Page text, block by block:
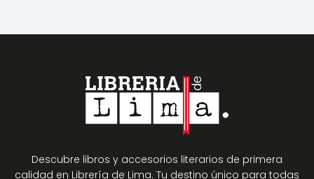
Descubre libros y accesorios literarios de primera
calidad en Librería de Lima. Tu destino único para todas